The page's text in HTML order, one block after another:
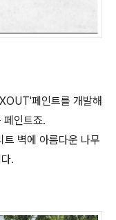
페인트를 개발해
페인트죠.
벽에 아름다운 나무
.